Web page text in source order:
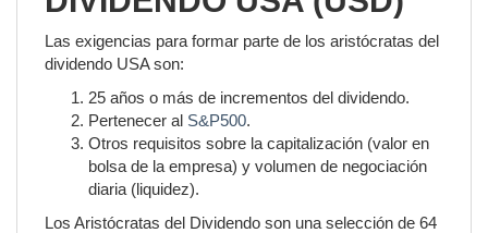
Las exigencias para formar parte de los aristócratas del
dividendo USA son:
25 años o más de incrementos del dividendo.
Pertenecer al S&P500.
Otros requisitos sobre la capitalización (valor en
bolsa de la empresa) y volumen de negociación
diaria (liquidez).
Los Aristócratas del Dividendo son una selección de 64